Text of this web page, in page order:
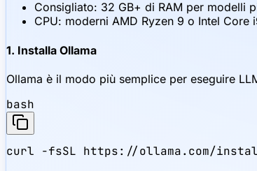
Consigliato: 32 GB+ di RAM per modelli
CPU: moderni AMD Ryzen 9 o Intel
1. Installa Ollama
Ollama è il modo più semplice per eseguire
bash
curl -fsSL https://ollama.com/